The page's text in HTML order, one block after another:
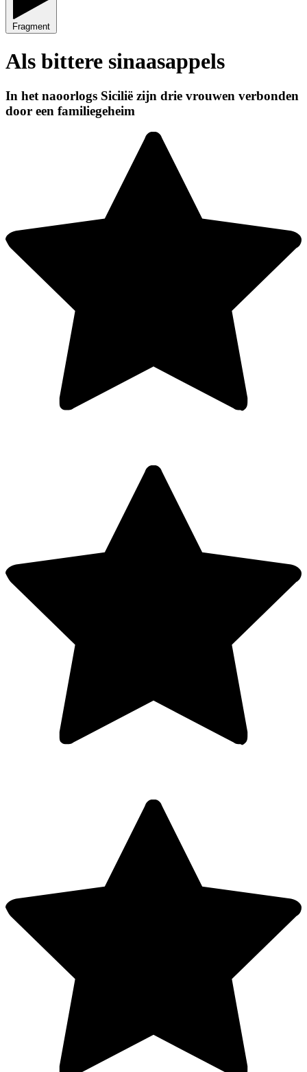
Fragment
Als bittere sinaasappels
In het naoorlogs Sicilië zijn drie vrouwen verbonden
door een familiegeheim